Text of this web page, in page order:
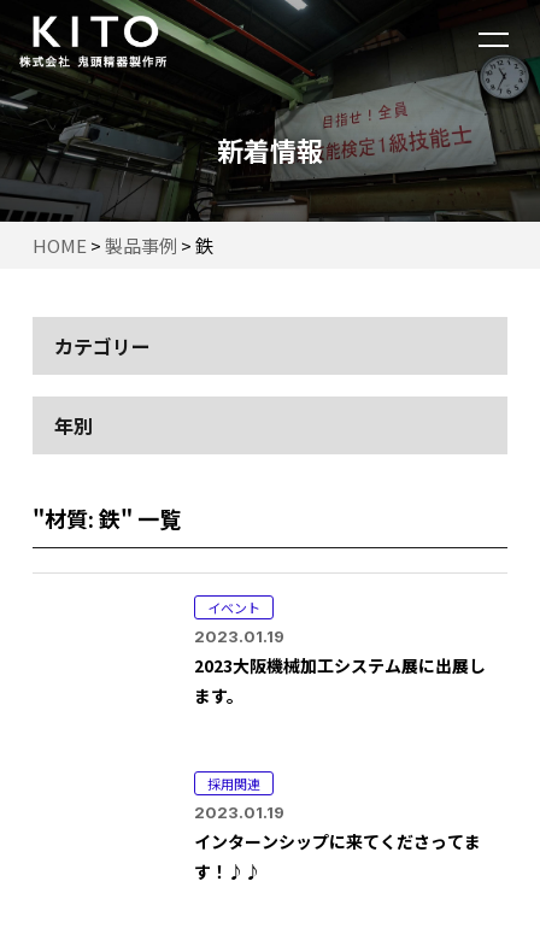
新着情報
HOME >製品事例 >鉄
カテゴリー
年別
"材質:鉄" 一覧
イベント
2023.01.19
2023大阪機械加工システム展に出展し
ます。
採用関連
2023.01.19
インターンシップに来てくださってま
す！♪♪